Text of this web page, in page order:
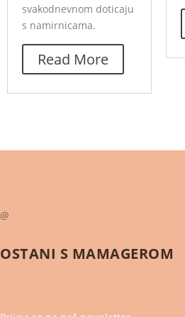
svakodnevnom doticaju
s namirnicama.
Read More
@
OSTANI S MAMAGEROM